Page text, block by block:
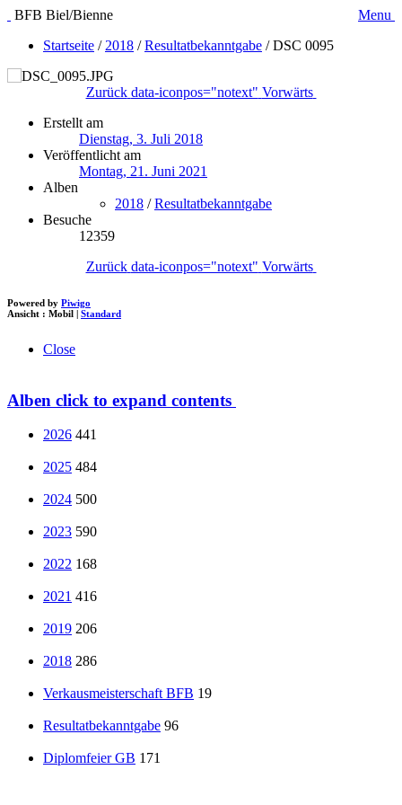
BFB Biel/Bienne
Menu
Startseite / 2018 /Resultatbekanntgabe /DSC 0095
Zurück data-iconpos="notext" Vorwärts
Erstellt am
Dienstag, 3. Juli 2018
Veröffentlicht am
Montag, 21. Juni 2021
Alben
2018 /Resultatbekanntgabe
Besuche
12359
Zurück data-iconpos="notext" Vorwärts
Powered by Piwigo
Ansicht : Mobil | Standard
Close
Alben click to expand contents
2026 441
2025 484
2024 500
2023 590
2022 168
2021 416
2019 206
2018 286
Verkausmeisterschaft BFB 19
Resultatbekanntgabe 96
Diplomfeier GB 171